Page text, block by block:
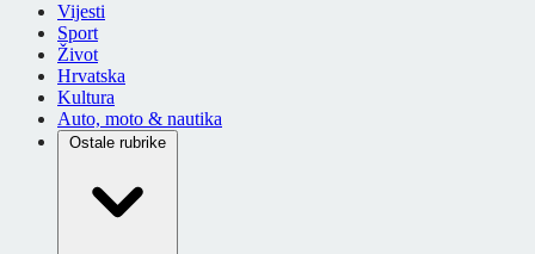
Vijesti
Sport
Život
Hrvatska
Kultura
Auto, moto & nautika
Ostale rubrike